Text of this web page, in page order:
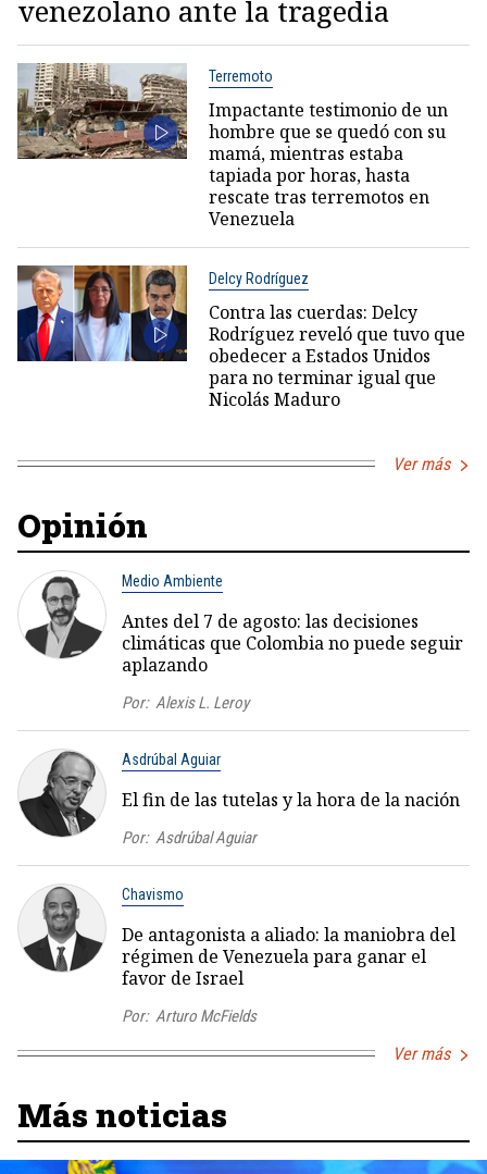
venezolano ante la tragedia
Terremoto
Impactante testimonio de un
hombre que se quedó con su
mamá, mientras estaba
tapiada por horas, hasta
rescate tras terremotos en
Venezuela
Delcy Rodríguez
Contra las cuerdas: Delcy
Rodríguez reveló que tuvo que
obedecer a Estados Unidos
para no terminar igual que
Nicolás Maduro
Ver más
Opinión
Medio Ambiente
Antes del 7 de agosto: las decisiones
climáticas que Colombia no puede seguir
aplazando
Por: Alexis L. Leroy
Asdrúbal Aguiar
El fin de las tutelas y la hora de la nación
Por: Asdrúbal Aguiar
Chavismo
De antagonista a aliado: la maniobra del
régimen de Venezuela para ganar el
favor de Israel
Por: Arturo McFields
Ver más
Más noticias